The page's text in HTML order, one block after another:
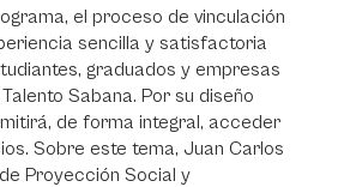
el proceso de vinculación
sencilla y satisfactoria
graduados y empresas
Sabana. Por su diseño
de forma integral, acceder
Sobre este tema, Juan Carlos
Proyección Social y